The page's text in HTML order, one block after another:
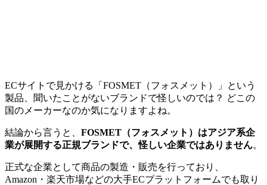
ECサイトで見かける「FOSMET（フォスメット）」という
製品、聞いたことがないブランドで怪しいのでは？ どこの
国のメーカーなのか気になりますよね。
結論から言うと、 FOSMET（フォスメット）はアジア系企
業が展開する正規ブランドで、怪しい企業ではありません。
正式な企業として商品の製造・販売を行っており、
Amazon・楽天市場などの大手ECプラットフォームでも取り